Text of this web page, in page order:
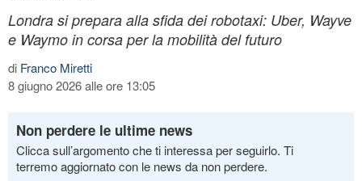
Londra si prepara alla sfida dei robotaxi: Uber, Wayve
e Waymo in corsa per la mobilità del futuro
di Franco Miretti
8 giugno 2026 alle ore 13:05
Non perdere le ultime news
Clicca sull’argomento che ti interessa per seguirlo. Ti
terremo aggiornato con le news da non perdere.